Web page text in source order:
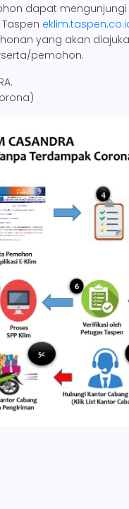
dapat mengunjungi
yang akan
pemohon.